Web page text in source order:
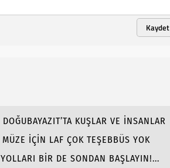
Kaydet
DOĞUBAYAZIT’TA KUŞLAR VE İNSANLAR
MÜZE İÇİN LAF ÇOK TEŞEBBÜS YOK
YOLLARI BİR DE SONDAN BAŞLAYIN!...